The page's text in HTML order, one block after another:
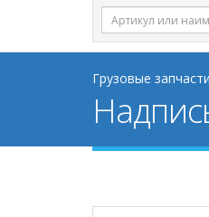
Грузовые запчасти